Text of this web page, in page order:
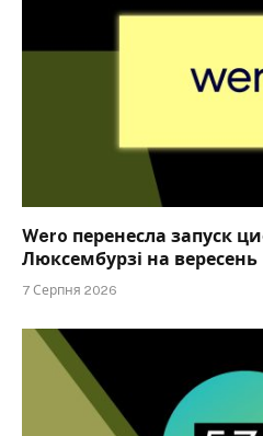
Wero перенесла запуск
Люксембурзі на вересень
7 Серпня 2026